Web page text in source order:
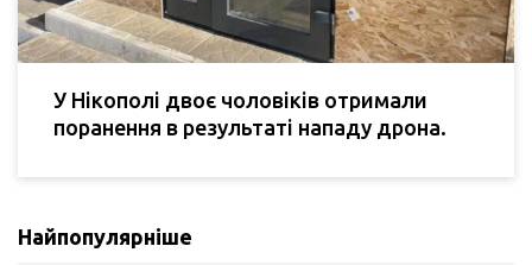
У Нікополі двоє чоловіків отримали
поранення в результаті нападу дрона.
Найпопулярніше